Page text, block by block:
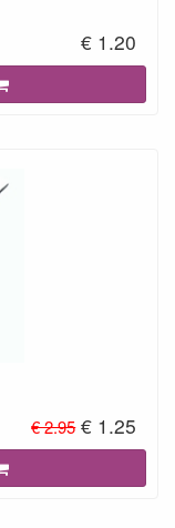
€ 1.20
€ 2.95 € 1.25